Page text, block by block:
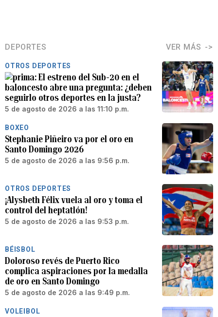
DEPORTES VER MÁS
OTROS DEPORTES
El estreno del Sub-20 en el
baloncesto abre una pregunta: ¿deben
seguirlo otros deportes en la justa?
5 de agosto de 2026 a las 11:10 p.m.
BOXEO
Stephanie Piñeiro va por el oro en
Santo Domingo 2026
5 de agosto de 2026 a las 9:56 p.m.
OTROS DEPORTES
¡Alysbeth Félix vuela al oro y toma el
control del heptatlón!
5 de agosto de 2026 a las 9:53 p.m.
BÉISBOL
Doloroso revés de Puerto Rico
complica aspiraciones por la medalla
de oro en Santo Domingo
5 de agosto de 2026 a las 9:49 p.m.
VOLEIBOL